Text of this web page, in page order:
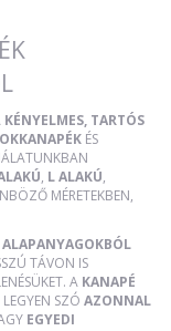
KÉNYELMES, TARTÓS
ÉS
, L ALAKÚ,
MÉRETEKBEN,
TÁVON IS
A KANAPÉ
SZÓ AZONNAL
EGYEDI